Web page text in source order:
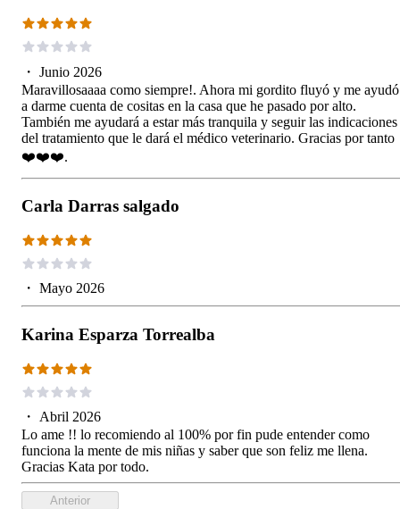
・ Junio 2026
Maravillosaaaa como siempre!. Ahora mi gordito fluyó y me ayudó
a darme cuenta de cositas en la casa que he pasado por alto.
También me ayudará a estar más tranquila y seguir las indicaciones
del tratamiento que le dará el médico veterinario. Gracias por tanto
❤️❤️❤️.
Carla Darras salgado
・ Mayo 2026
Karina Esparza Torrealba
・ Abril 2026
Lo ame !! lo recomiendo al 100% por fin pude entender como
funciona la mente de mis niñas y saber que son feliz me llena.
Gracias Kata por todo.
Anterior